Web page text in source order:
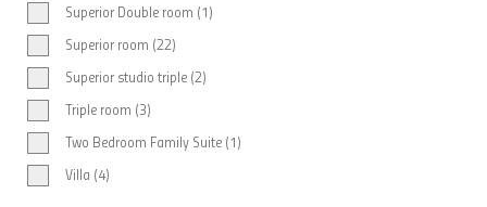
Superior Double room (1)
Superior room (22)
Superior studio triple (2)
Triple room (3)
Two Bedroom Family Suite (1)
Villa (4)